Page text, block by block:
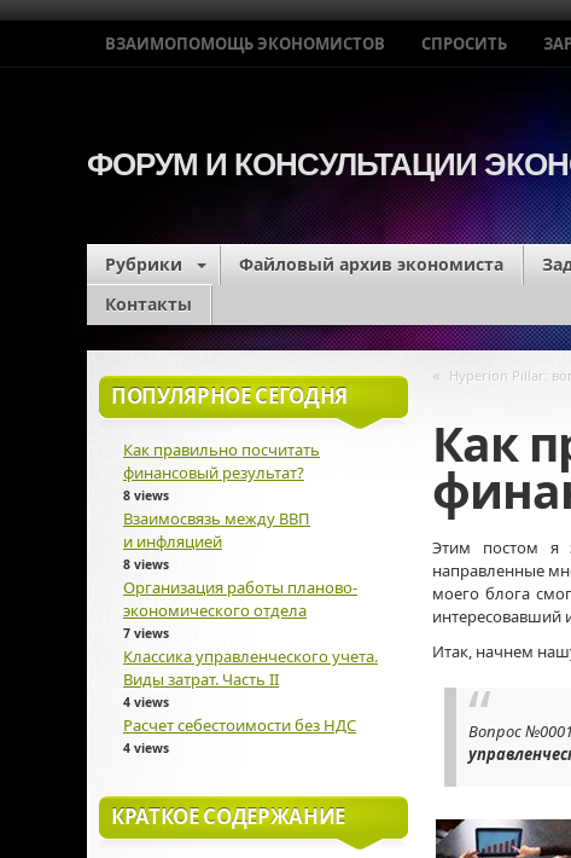
ВЗАИМОПОМОЩЬ ЭКОНОМИСТОВ СПРОСИТЬ
ФОРУМ И КОНСУЛЬТАЦИИ
Рубрики Файловый архив экономиста
Контакты
« Hyperion Pillar:
Как
Этим постом я
направленные
моего блога
интересовавший
Итак, начнем
Вопрос
ПОПУЛЯРНОЕ СЕГОДНЯ
Как правильно посчитать
финансовый результат?
8 views
Взаимосвязь между ВВП
и инфляцией
8 views
Организация работы планово-
экономического отдела
7 views
Классика управленческого учета.
Виды затрат. Часть II
4 views
Расчет себестоимости без НДС
4 views
КРАТКОЕ СОДЕРЖАНИЕ